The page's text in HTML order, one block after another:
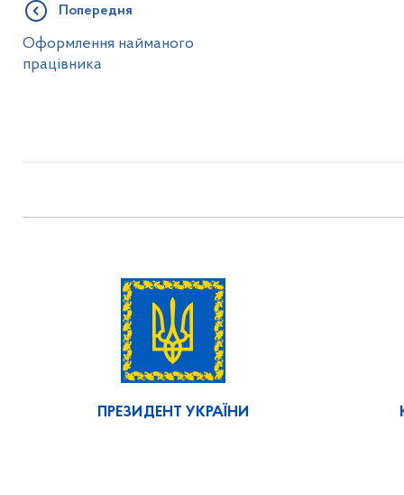
Попередня
Оформлення найманого
працівника
ПРЕЗИДЕНТ УКРАЇНИ